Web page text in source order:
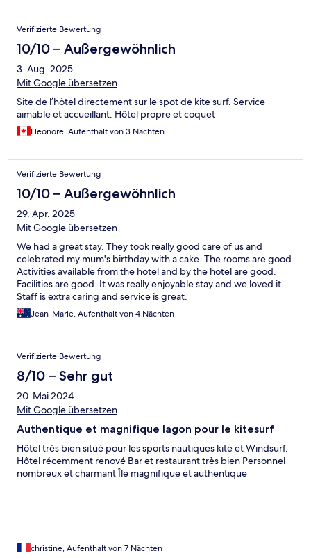
Verifizierte Bewertung
10/10 – Außergewöhnlich
3. Aug. 2025
Mit Google übersetzen
Site de l’hôtel directement sur le spot de kite surf. Service
aimable et accueillant. Hôtel propre et coquet
Eleonore, Aufenthalt von 3 Nächten
Verifizierte Bewertung
10/10 – Außergewöhnlich
29. Apr. 2025
Mit Google übersetzen
We had a great stay. They took really good care of us and
celebrated my mum's birthday with a cake. The rooms are good.
Activities available from the hotel and by the hotel are good.
Facilities are good. It was really enjoyable stay and we loved it.
Staff is extra caring and service is great.
Jean-Marie, Aufenthalt von 4 Nächten
Verifizierte Bewertung
8/10 – Sehr gut
20. Mai 2024
Mit Google übersetzen
Authentique et magnifique lagon pour le kitesurf
Hôtel très bien situé pour les sports nautiques kite et Windsurf.
Hôtel récemment renové Bar et restaurant très bien Personnel
nombreux et charmant Île magnifique et authentique
christine, Aufenthalt von 7 Nächten